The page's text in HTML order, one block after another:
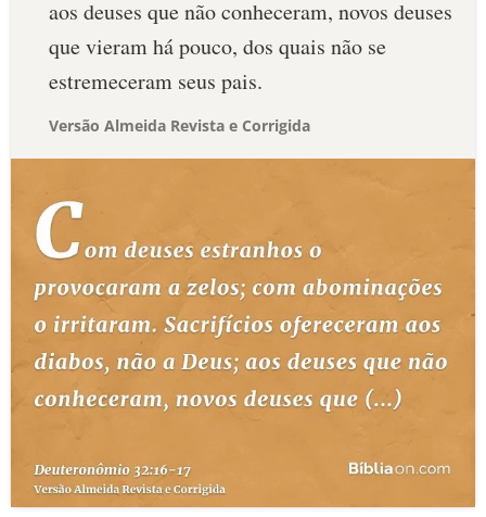
aos deuses que não conheceram, novos deuses
que vieram há pouco, dos quais não se
estremeceram seus pais.
Versão Almeida Revista e Corrigida